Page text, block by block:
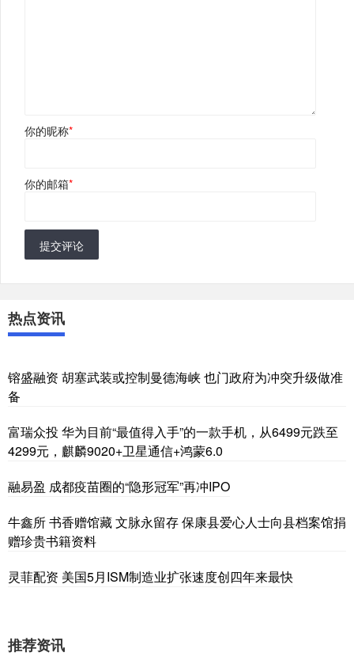
你的昵称*
你的邮箱*
提交评论
热点资讯
镕盛融资 胡塞武装或控制曼德海峡 也门政府为冲突升级做准
备
富瑞众投 华为目前“最值得入手”的一款手机，从6499元跌至
4299元，麒麟9020+卫星通信+鸿蒙6.0
融易盈 成都疫苗圈的“隐形冠军”再冲IPO
牛鑫所 书香赠馆藏 文脉永留存 保康县爱心人士向县档案馆捐
赠珍贵书籍资料
灵菲配资 美国5月ISM制造业扩张速度创四年来最快
推荐资讯